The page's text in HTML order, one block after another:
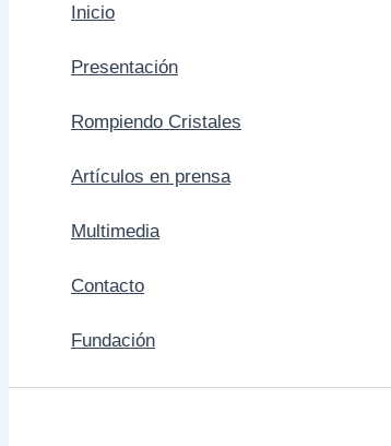
Inicio
Presentación
Rompiendo Cristales
Artículos en prensa
Multimedia
Contacto
Fundación